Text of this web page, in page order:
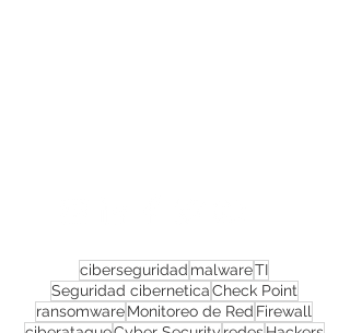
ciberseguridadmalwareTI